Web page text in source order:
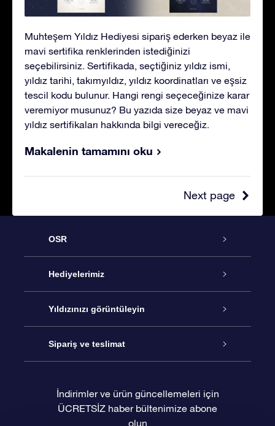
Muhteşem Yıldız Hediyesi sipariş ederken beyaz ile
mavi sertifika renklerinden istediğinizi
seçebilirsiniz. Sertifikada, seçtiğiniz yıldız ismi,
yıldız tarihi, takımyıldız, yıldız koordinatları ve eşsiz
tescil kodu bulunur. Hangi rengi seçeceğinize karar
veremiyor musunuz? Bu yazıda size beyaz ve mavi
yıldız sertifikaları hakkında bilgi vereceğiz.
Makalenin tamamını oku
Next page
OSR
Hizmet
İletişim
Blogu
Değerlendirmeler
Hediyelerimiz
Çevrimiçi Yıldız Hediyesi
OSR Hediye Paketi
OSR Hediye Kartı
Yıldızınızı görüntüleyin
Star Register
Kişiselleştirilmiş Yıldız Sayfası
Sipariş ve teslimat
Ödeme bilgileri
İndirimler ve ürün güncellemeleri için
ÜCRETSİZ haber bültenimize abone
olun